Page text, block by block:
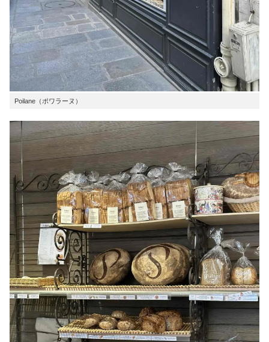
Poilane（ポワラーヌ）